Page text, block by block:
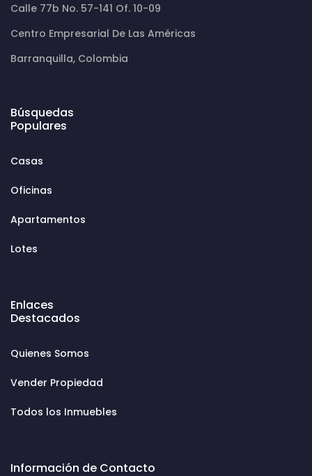
Calle 77b No. 57-141 Of. 10-09
Centro Empresarial De Las Américas
Barranquilla, Colombia
Búsquedas
Populares
Casas
Oficinas
Apartamentos
Lotes
Enlaces
Destacados
Quienes Somos
Vender Propiedad
Todos los Inmuebles
Información de Contacto